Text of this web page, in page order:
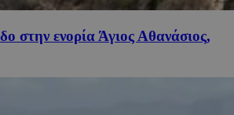
στην ενορία Άγιος Αθανάσιος,